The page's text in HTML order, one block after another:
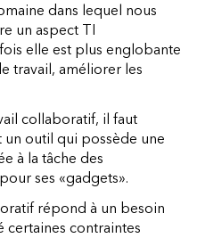
dans lequel nous
un aspect TI
elle est plus englobante
travail, améliorer les
collaboratif, il faut
outil qui possède une
à la tâche des
ses «gadgets».
répond à un besoin
certaines contraintes